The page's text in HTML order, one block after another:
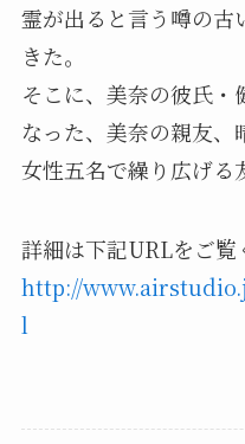
霊が出ると言う噂の古
きた。
そこに、美奈の彼氏・
なった、美奈の親友
女性五名で繰り広げる
詳細は下記URLをご覧
http://
l